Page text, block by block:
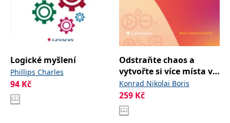
Logické myšlení
Phillips Charles
94 Kč
Odstraňte chaos a
vytvořte si více místa v
hlavě
Konrad Nikolai Boris
259 Kč